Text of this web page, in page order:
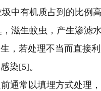
中有机质占到的比例
滋生蚊虫，产生渗滤
，若处理不当而直接
染[5]。
通常以填埋方式处理